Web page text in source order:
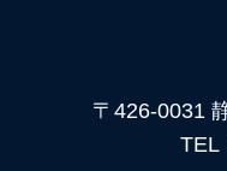
〒426-0031
TEL